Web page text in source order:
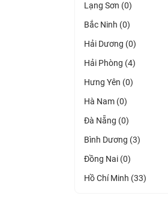
Lạng Sơn (0)
Bắc Ninh (0)
Hải Dương (0)
Hải Phòng (4)
Hưng Yên (0)
Hà Nam (0)
Đà Nẵng (0)
Bình Dương (3)
Đồng Nai (0)
Hồ Chí Minh (33)